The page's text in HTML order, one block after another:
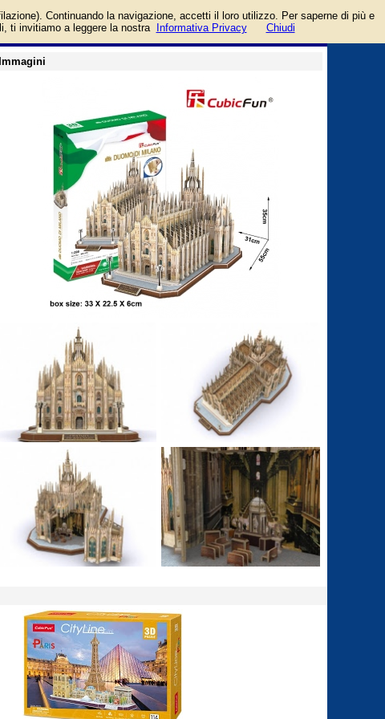
guida
Immagini
Continuando la navigazione, accetti il loro utilizzo. Per saperne di più e
ti invitiamo a leggere la nostra
Informativa Privacy Chiudi